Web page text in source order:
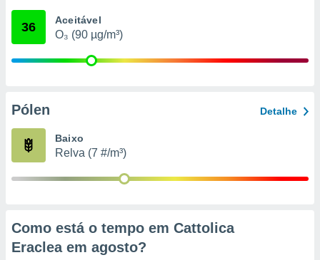
através
estudos
1199
36 Aceitável
O₃ (90 µg/m³)
Pólen Detalhe
Baixo
Relva (7 #/m³)
Como está o tempo em Cattolica
Eraclea em agosto?